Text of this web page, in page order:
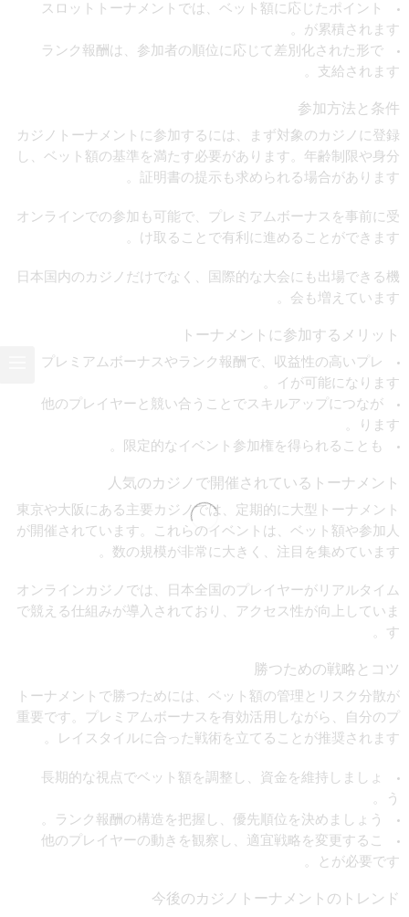
スロットトーナメントでは、ベット額に応じたポイント
が累積されます。
ランク報酬は、参加者の順位に応じて差別化された形で
支給されます。
参加方法と条件
カジノトーナメントに参加するには、まず対象のカジノに登録
し、ベット額の基準を満たす必要があります。年齢制限や身分
証明書の提示も求められる場合があります。
オンラインでの参加も可能で、プレミアムボーナスを事前に受
け取ることで有利に進めることができます。
日本国内のカジノだけでなく、国際的な大会にも出場できる機
会も増えています。
トーナメントに参加するメリット
プレミアムボーナスやランク報酬で、収益性の高いプレ
イが可能になります。
他のプレイヤーと競い合うことでスキルアップにつなが
ります。
限定的なイベント参加権を得られることも。
人気のカジノで開催されているトーナメント
東京や大阪にある主要カジノでは、定期的に大型トーナメント
が開催されています。これらのイベントは、ベット額や参加人
数の規模が非常に大きく、注目を集めています。
オンラインカジノでは、日本全国のプレイヤーがリアルタイム
で競える仕組みが導入されており、アクセス性が向上していま
す。
勝つための戦略とコツ
トーナメントで勝つためには、ベット額の管理とリスク分散が
重要です。プレミアムボーナスを有効活用しながら、自分のプ
レイスタイルに合った戦術を立てることが推奨されます。
長期的な視点でベット額を調整し、資金を維持しましょ
う。
ランク報酬の構造を把握し、優先順位を決めましょう。
他のプレイヤーの動きを観察し、適宜戦略を変更するこ
とが必要です。
今後のカジノトーナメントのトレンド